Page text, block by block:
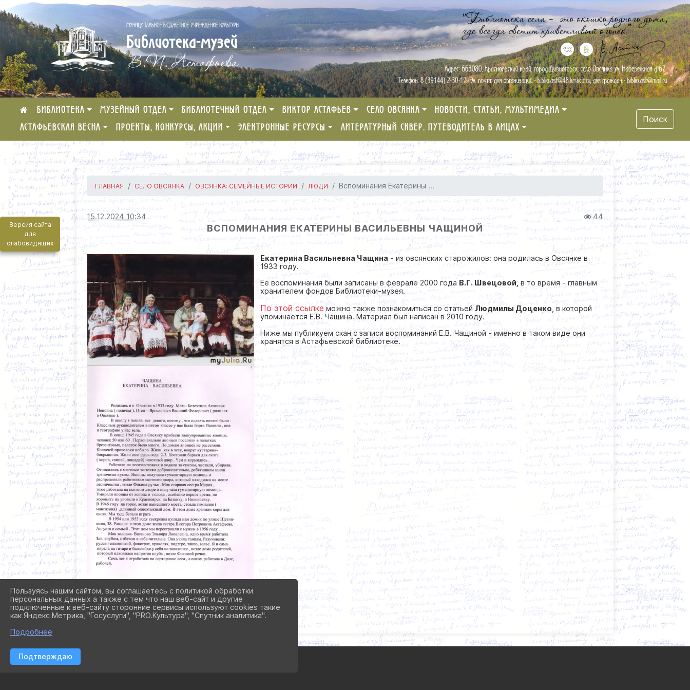
Версия сайта
для
слабовидящих
БИБЛИОТЕКА МУЗЕЙНЫЙ ОТДЕЛ БИБЛИОТЕЧНЫЙ ОТДЕЛ ВИКТОР АСТАФЬЕВ СЕЛО ОВСЯНКА НОВОСТИ, СТАТЬИ, МУЛЬТИМЕДИА
АСТАФЬЕВСКАЯ ВЕСНА ПРОЕКТЫ, КОНКУРСЫ, АКЦИИ ЭЛЕКТРОННЫЕ РЕСУРСЫ ЛИТЕРАТУРНЫЙ СКВЕР. ПУТЕВОДИТЕЛЬ В ЛИЦАХ
Поиск
ГЛАВНАЯ СЕЛО ОВСЯНКА ОВСЯНКА: СЕМЕЙНЫЕ ИСТОРИИ ЛЮДИ Вспоминания Екатерины ...
15.12.2024 10:34 44
ВСПОМИНАНИЯ ЕКАТЕРИНЫ ВАСИЛЬЕВНЫ ЧАЩИНОЙ
Екатерина Васильневна Чащина - из овсянских старожилов: она родилась в Овсянке в
1933 году.
Ее воспоминания были записаны в феврале 2000 года В.Г. Швецовой, в то время - главным
хранителем фондов Библиотеки-музея.
По этой ссылке можно также познакомиться со статьей Людмилы Доценко, в которой
упоминается Е.В. Чащина. Материал был написан в 2010 году.
Ниже мы публикуем скан с записи воспоминаний Е.В. Чащиной - именно в таком виде они
хранятся в Астафьевской библиотеке.
Пользуясь нашим сайтом, вы соглашаетесь с политикой обработки
персональных данных а также с тем что наш веб-сайт и другие
подключенные к веб-сайту сторонние сервисы используют cookies такие
как Яндекс Метрика, "Госуслуги", "PRO.Культура", "Спутник аналитика".
Подробнее
Подтверждаю